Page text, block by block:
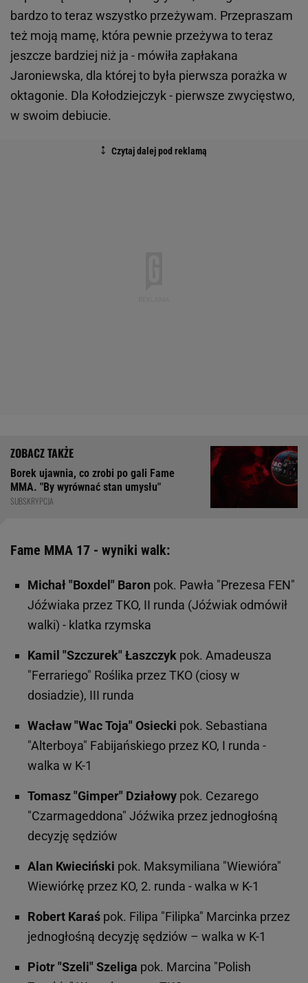
bardzo to teraz wszystko przeżywam. Przepraszam
też moją mamę, która pewnie przeżywa to teraz
jeszcze bardziej niż ja - mówiła zapłakana
Jaroniewska, dla której to była pierwsza porażka w
oktagonie. Dla Kołodziejczyk - pierwsze zwycięstwo,
w swoim debiucie.
Borek ujawnia, co zrobi po gali Fame
MMA. "By wyrównać stan umysłu"
SUBSKRYPCJA
Fame MMA 17 - wyniki walk:
Michał "Boxdel" Baron pok. Pawła "Prezesa FEN"
Jóźwiaka przez TKO, II runda (Jóźwiak odmówił
walki) - klatka rzymska
Kamil "Szczurek" Łaszczyk pok. Amadeusza
"Ferrariego" Roślika przez TKO (ciosy w
dosiadzie), III runda
Wacław "Wac Toja" Osiecki pok. Sebastiana
"Alterboya" Fabijańskiego przez KO, I runda -
walka w K-1
Tomasz "Gimper" Działowy pok. Cezarego
"Czarmageddona" Jóźwika przez jednogłośną
decyzję sędziów
Alan Kwieciński pok. Maksymiliana "Wiewióra"
Wiewiórkę przez KO, 2. runda - walka w K-1
Robert Karaś pok. Filipa "Filipka" Marcinka przez
jednogłośną decyzję sędziów – walka w K-1
Piotr "Szeli" Szeliga pok. Marcina "Polish